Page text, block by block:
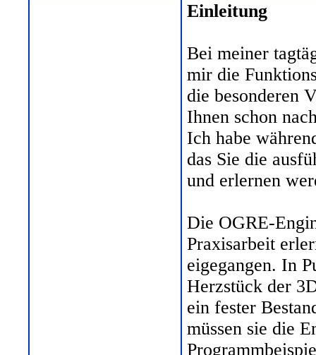
Einleitung
Bei meiner
mir die
die besonderen
Ihnen schon
Ich habe
das Sie die
und erlernen
Die OGRE-
Praxisarbeit
eigegangen. In
Herzstück der
ein fester
müssen sie die